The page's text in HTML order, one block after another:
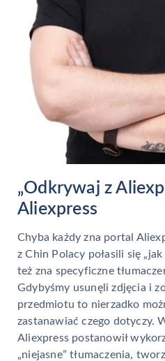
„Odkrywaj z
Aliexpress
Chyba każdy zna portal
z Chin Polacy połasili się
też zna specyficzne
Gdybyśmy usunęli zdjęcia i
przedmiotu to nierzadko
zastanawiać czego dotyczy.
Aliexpress postanowił
„niejasne” tłumaczenia,